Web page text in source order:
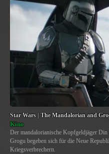
Star Wars | The Mandalorian and
Kino
Der mandalorianische Kopfgeldjäger
Grogu begeben sich für die Neue
Kriegsverbrechern.